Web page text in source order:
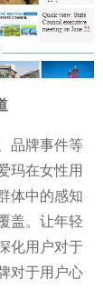
品牌事件等
玛在女性用
体中的感知
盖。让年轻
化用户对于
对于用户心